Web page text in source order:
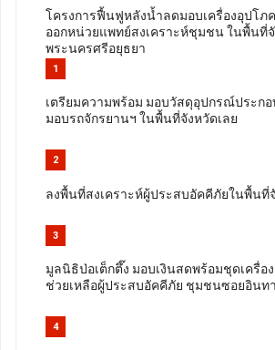
โครงการฟื้นฟูหลังน้ำลดมอบเครื่องอุปโภ
ออกหน่วยแพทย์สงเคราะห์ชุมชน ในพื้นที่
พระนครศรีอยุธยา
1
เตรียมความพร้อม มอบวัสดุอุปกรณ์ประก
มอบรถจักรยานฯ ในพื้นที่จังหวัดเลย
2
ลงพื้นที่สงเคราะห์ผู้ประสบอัคคีภัยในพื้นที่
3
มูลนิธิป่อเต็กตึ๊ง มอบเงินสดพร้อมชุดเครื่อ
ช่วยเหลือผู้ประสบอัคคีภัย ชุมชนซอยอินทา
4